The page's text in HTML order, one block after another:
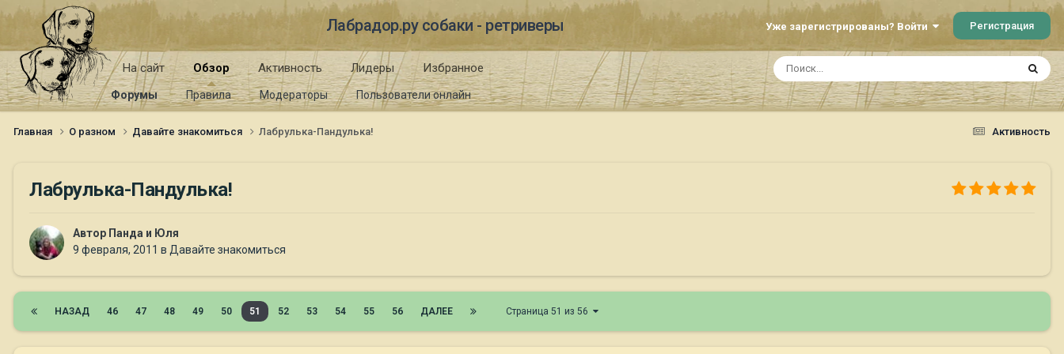
Лабрадор.ру собаки - ретриверы Уже зарегистрированы? Войти Регистрация
На сайт Обзор
Форумы Правила Модераторы Пользователи онлайн
Активность Лидеры Избранное
Активность
Главная О разном Давайте знакомиться Лабрулька-Пандулька!
Лабрулька-Пандулька!
Автор Панда и Юля
9 февраля, 2011 в Давайте знакомиться
НАЗАД 46 47 48 49 50 51 52 53 54 55 56 ДАЛЕЕ Страница 51 из 56